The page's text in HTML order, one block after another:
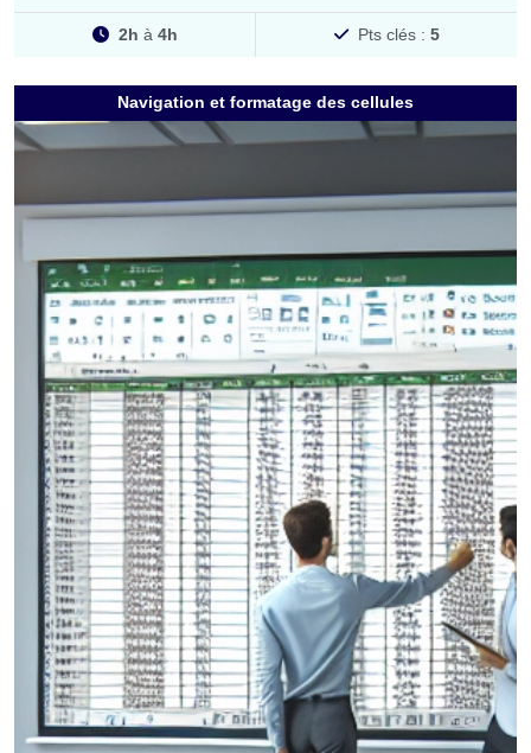
2h à 4h Pts clés : 5
Navigation et formatage des cellules